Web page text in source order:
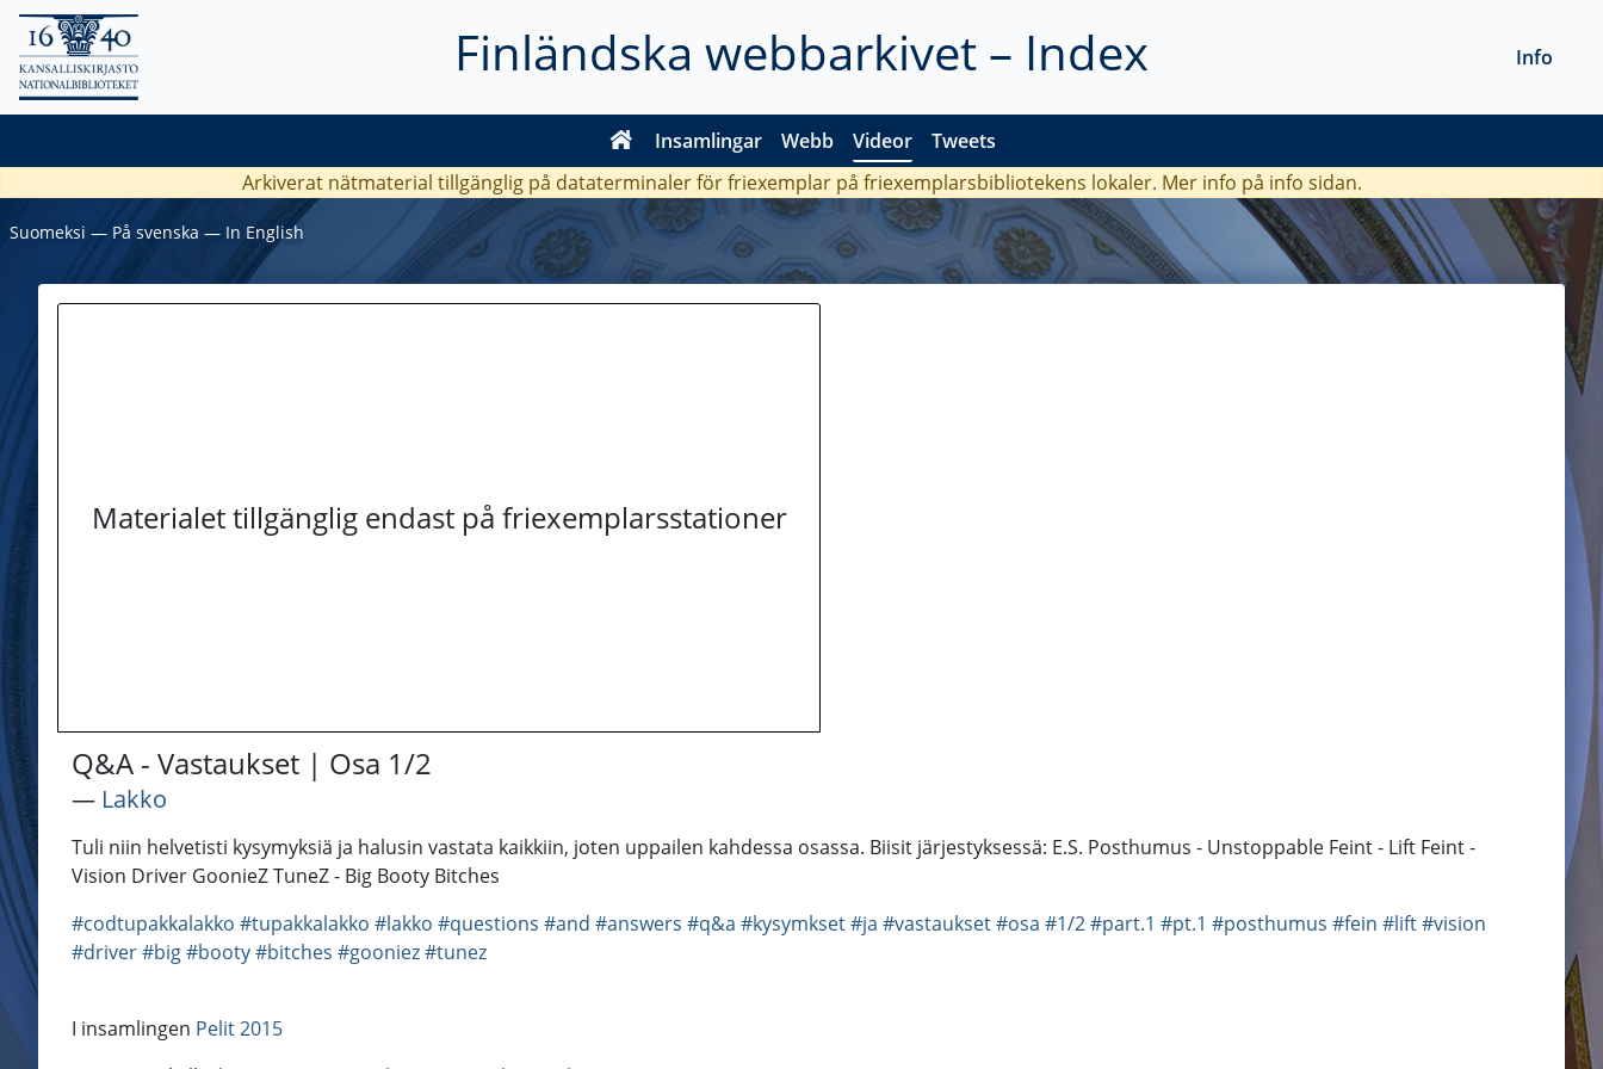
Finländska webbarkivet – Index
Insamlingar Webb Videor Tweets
Info
Arkiverat nätmaterial tillgänglig på dataterminaler för friexemplar på friexemplarsbibliotekens lokaler. Mer info på info sidan.
Suomeksi ― På svenska ― In English
Materialet tillgänglig endast på friexemplarsstationer
Q&A - Vastaukset | Osa 1/2
― Lakko
Tuli niin helvetisti kysymyksiä ja halusin vastata kaikkiin, joten uppailen kahdessa osassa. Biisit järjestyksessä: E.S. Posthumus - Unstoppable Feint - Lift Feint -
Vision Driver GoonieZ TuneZ - Big Booty Bitches
#codtupakkalakko #tupakkalakko #lakko #questions #and #answers #q&a #kysymkset#ja #vastaukset#osa #1/2#part.1 #pt.1 #posthumus #fein #lift#vision
#driver#big#booty#bitches #gooniez#tunez
I insamlingen Pelit 2015